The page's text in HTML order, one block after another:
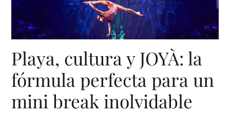
Playa, cultura y JOYÀ: la
fórmula perfecta para un
mini break inolvidable